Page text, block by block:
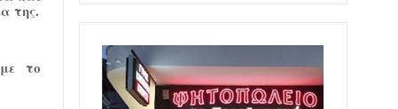
της.
το